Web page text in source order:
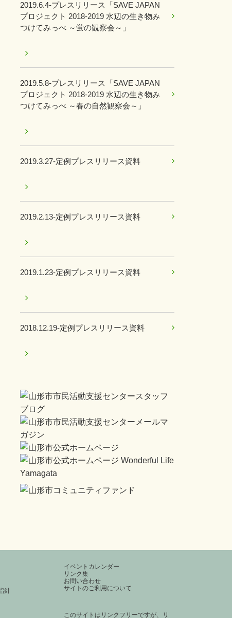
2019.6.4-プレスリリース「SAVE JAPAN
プロジェクト 2018-2019 水辺の生き物み
つけてみっべ ～蛍の観察会～」
2019.5.8-プレスリリース「SAVE JAPAN
プロジェクト 2018-2019 水辺の生き物み
つけてみっべ ～春の自然観察会～」
2019.3.27-定例プレスリリース資料
2019.2.13-定例プレスリリース資料
2019.1.23-定例プレスリリース資料
2018.12.19-定例プレスリリース資料
針
イベントカレンダー
リンク集
お問い合わせ
サイトのご利用について
このサイトはリンクフリーですが、リ